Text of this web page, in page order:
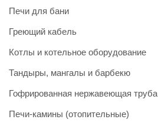
Печи для бани
Греющий кабель
Котлы и котельное оборудование
Тандыры, мангалы и барбекю
Гофрированная нержавеющая труба
Печи-камины (отопительные)